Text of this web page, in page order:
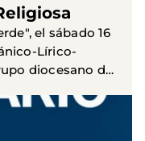
el sábado 16
Lírico-
diocesano de